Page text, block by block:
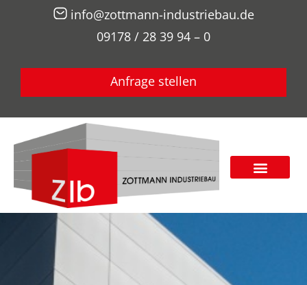
info@zottmann-industriebau.de
09178 / 28 39 94 – 0
Anfrage stellen